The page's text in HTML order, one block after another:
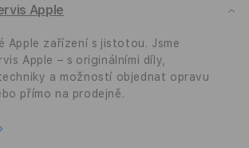
Apple
Apple zařízení s jistotou. Jsme
Apple – s originálními díly,
a možností objednat opravu
přímo na prodejně.